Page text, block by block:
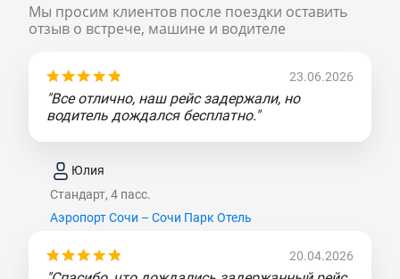
Мы просим клиентов после поездки оставить
отзыв о встрече, машине и водителе
23.06.2026
"Все отлично, наш рейс задержали, но
водитель дождался бесплатно."
Юлия
Стандарт, 4 пасс.
Аэропорт Сочи – Сочи Парк Отель
20.04.2026